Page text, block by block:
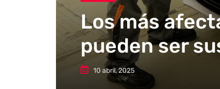
Los más
pueden ser
10 abril, 2025